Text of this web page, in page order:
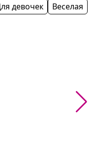
девочек
Веселая